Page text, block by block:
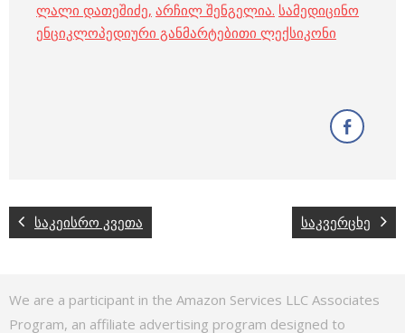
ლალი დათეშიძე, არჩილ შენგელია. სამედიცინო
ენციკლოპედიური განმარტებითი ლექსიკონი
საკეისრო კვეთა საკვერცხე
We are a participant in the Amazon Services LLC Associates
Program, an affiliate advertising program designed to